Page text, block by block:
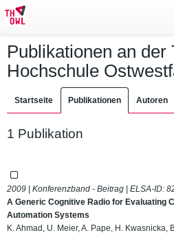
Publikationen an der
Hochschule
Startseite Publikationen Autoren
1 Publikation
2009 | Konferenzband - Beitrag | ELSA-ID:
A Generic Cognitive Radio for Evaluating
Automation Systems
K. Ahmad, U. Meier, A. Pape, H. Kwasnicka,